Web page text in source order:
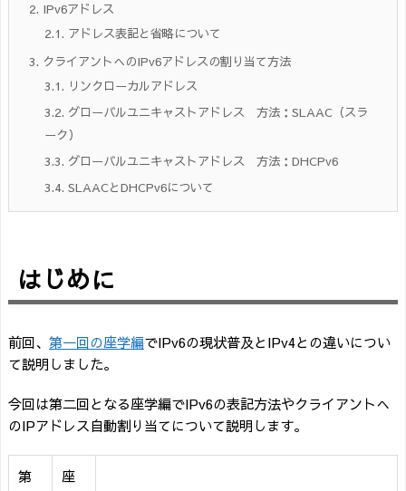
2. IPv6アドレス
2.1. アドレス表記と省略について
3. クライアントへのIPv6アドレスの割り当て方法
3.1. リンクローカルアドレス
3.2. グローバルユニキャストアドレス 方法：SLAAC（スラ
ーク）
3.3. グローバルユニキャストアドレス 方法：DHCPv6
3.4. SLAACとDHCPv6について
はじめに
前回、 第一回の座学編でIPv6の現状普及とIPv4との違いについ
て説明しました。
今回は第二回となる座学編でIPv6の表記方法やクライアントへ
のIPアドレス自動割り当てについて説明します。
第
座